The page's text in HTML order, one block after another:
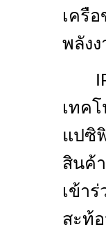
เครื
พลัง
เทค
แปซิ
สินค้
เข้า
สะท้